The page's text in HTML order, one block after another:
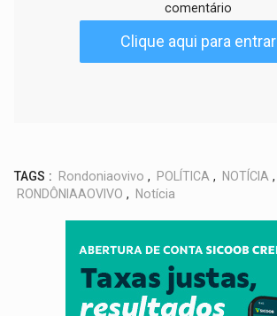
comentário
Clique aqui para entrar
TAGS : Rondoniaovivo , POLÍTICA , NOTÍCIA ,
RONDÔNIAAOVIVO , Notícia